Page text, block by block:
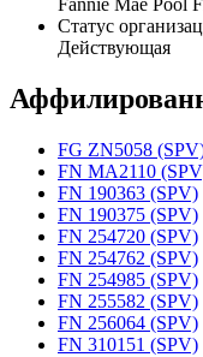
Fannie Mae Pool
Статус
Действующая
FG ZN5058
FN MA2110
FN 190363 (SPV)
FN 190375 (SPV)
FN 254720 (SPV)
FN 254762 (SPV)
FN 254985 (SPV)
FN 255582 (SPV)
FN 256064 (SPV)
FN 310151 (SPV)